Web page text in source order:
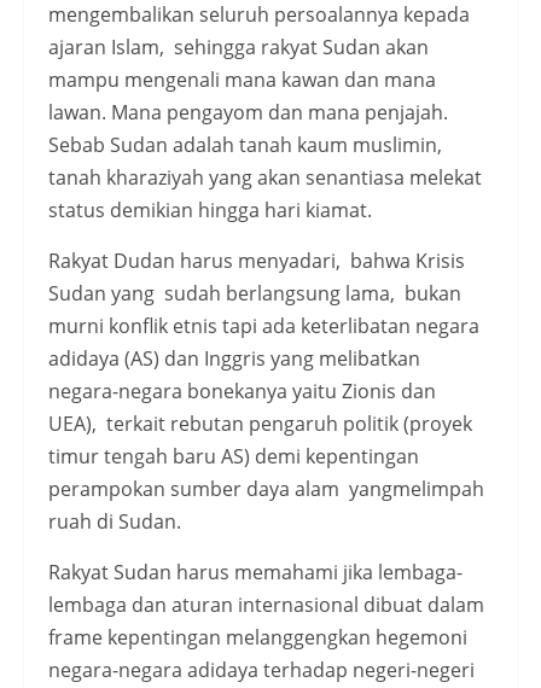
mengembalikan seluruh persoalannya kepada
ajaran Islam, sehingga rakyat Sudan akan
mampu mengenali mana kawan dan mana
lawan. Mana pengayom dan mana penjajah.
Sebab Sudan adalah tanah kaum muslimin,
tanah kharaziyah yang akan senantiasa melekat
status demikian hingga hari kiamat.
Rakyat Dudan harus menyadari, bahwa Krisis
Sudan yang sudah berlangsung lama, bukan
murni konflik etnis tapi ada keterlibatan negara
adidaya (AS) dan Inggris yang melibatkan
negara-negara bonekanya yaitu Zionis dan
UEA), terkait rebutan pengaruh politik (proyek
timur tengah baru AS) demi kepentingan
perampokan sumber daya alam yangmelimpah
ruah di Sudan.
Rakyat Sudan harus memahami jika lembaga-
lembaga dan aturan internasional dibuat dalam
frame kepentingan melanggengkan hegemoni
negara-negara adidaya terhadap negeri-negeri